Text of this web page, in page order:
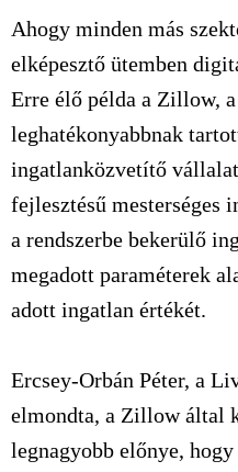
Ahogy minden más
elképesztő ütemben
Erre élő példa a Zillow,
leghatékonyabbnak
ingatlanközvetítő
fejlesztésű mesterséges
a rendszerbe bekerülő
megadott paraméterek
adott ingatlan értékét.
Ercsey-Orbán Péter, a
elmondta, a Zillow által
legnagyobb előnye,